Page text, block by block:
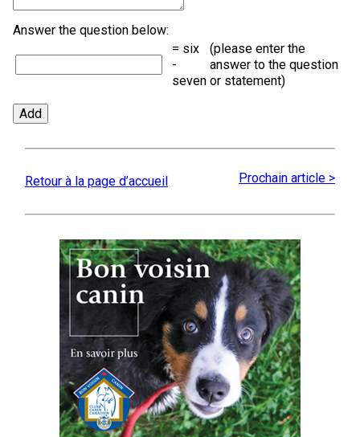
Answer the question below:
= six
-
seven
(please enter the
answer to the question
or statement)
Retour à la page d’accueil Prochain article >